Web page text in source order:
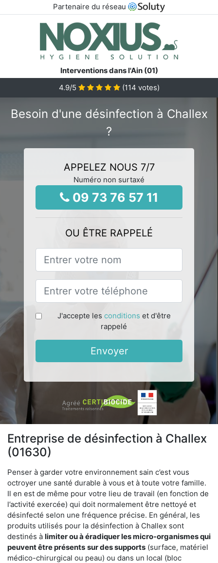
Partenaire du réseau
Interventions dans l'Ain (01)
4.9/5 (114 votes)
Besoin d'une désinfection à Challex
?
APPELEZ NOUS 7/7
Numéro non surtaxé
09 73 76 57 11
OU ÊTRE RAPPELÉ
J'accepte les conditions et d'être
rappelé
Envoyer
Entreprise de désinfection à Challex
(01630)
Penser à garder votre environnement sain c’est vous
octroyer une santé durable à vous et à toute votre famille.
Il en est de même pour votre lieu de travail (en fonction de
l’activité exercée) qui doit normalement être nettoyé et
désinfecté selon une fréquence précise. En général, les
produits utilisés pour la désinfection à Challex sont
destinés à limiter ou à éradiquer les micro-organismes qui
peuvent être présents sur des supports (surface, matériel
médico-chirurgical ou peau) ou dans un local (bloc